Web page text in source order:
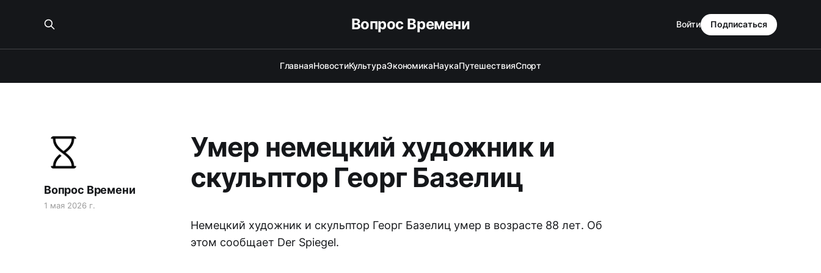
Вопрос Времени
ГлавнаяНовостиКультураЭкономикаНаукаПутешествияСпорт
Войти Подписаться
Умер немецкий художник и
скульптор Георг Базелиц
Вопрос Времени
1 мая 2026 г.
Немецкий художник и скульптор Георг Базелиц умер в возрасте 88 лет. Об
этом сообщает Der Spiegel.